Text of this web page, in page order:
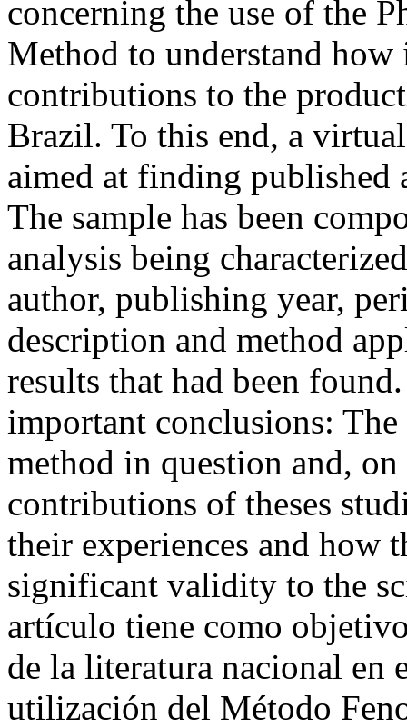
concerning the use of the
Method to understand how
contributions to the
Brazil. To this end, a
aimed at finding published
The sample has been
analysis being
author, publishing year,
description and method
results that had been
important conclusions:
method in question and,
contributions of theses
their experiences and how
significant validity to the
artículo tiene como
de la literatura nacional en
utilización del Método